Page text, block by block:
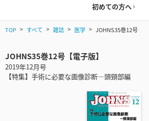
初めての方へ
TOP すべて 雑誌 医学 JOHNS35巻12号
JOHNS35巻12号【電子版】
2019年12月号
【特集】手術に必要な画像診断―頭頸部編